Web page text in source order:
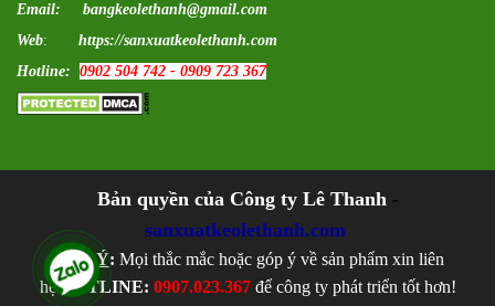
Email: bangkeolethanh@gmail.com
Web: https://sanxuatkeolethanh.com
Hotline: 0902 504 742 - 0909 723 367
Bản quyền của Công ty Lê Thanh-
sanxuatkeolethanh.com
LƯU Ý: Mọi thắc mắc hoặc góp ý về sản phẩm xin liên
hệHOTLINE: 0907.023.367 để công ty phát triển tốt hơn!